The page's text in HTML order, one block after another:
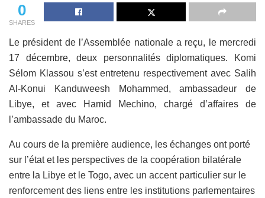
0
SHARES
Le président de l’Assemblée nationale a reçu, le mercredi
17 décembre, deux personnalités diplomatiques. Komi
Sélom Klassou s’est entretenu respectivement avec Salih
Al-Konui Kanduweesh Mohammed, ambassadeur de
Libye, et avec Hamid Mechino, chargé d’affaires de
l’ambassade du Maroc.
Au cours de la première audience, les échanges ont porté
sur l’état et les perspectives de la coopération bilatérale
entre la Libye et le Togo, avec un accent particulier sur le
renforcement des liens entre les institutions parlementaires